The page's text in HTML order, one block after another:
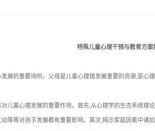
特殊儿童心理干预与教育方案
的重要场所。父母是儿童心理理发展重要的资源,是心理
童心理发展的重要作用。首先,从心理学的生态系统理
等等对孩子发展都有重要影响。其次,揭示家庭因素中